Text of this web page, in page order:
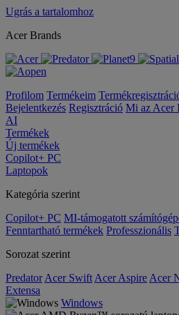
Ugrás a tartalomhoz
Acer Brands
Profilom Termékeim
Bejelentkezés Regisztráció Mi az Acer
AI
Termékek
Új termékek
Copilot+ PC
Laptopok
Kategória szerint
Copilot+ PC MI-támogatott
Fenntartható termékek Professzionális
Sorozat szerint
Predator Acer Swift Acer Aspire Acer
Extensa
Windows